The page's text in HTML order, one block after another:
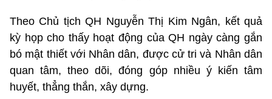
Theo Chủ tịch QH Nguyễn Thị Kim Ngân, kết quả
kỳ họp cho thấy hoạt động của QH ngày càng gắn
bó mật thiết với Nhân dân, được cử tri và Nhân dân
quan tâm, theo dõi, đóng góp nhiều ý kiến tâm
huyết, thẳng thắn, xây dựng.